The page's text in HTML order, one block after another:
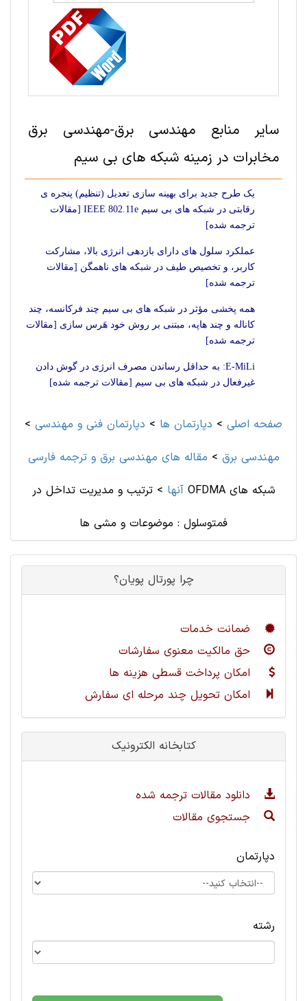
سایر منابع مهندسی برق-مهندسی برق
مخابرات در زمینه شبکه های بی سیم
یک طرح جدید برای بهینه سازی تعدیل (تنظیم) پنجره ی
رقابتی در شبکه های بی سیم IEEE 802.11e [مقالات
ترجمه شده]
عملکرد سلول های دارای بازدهی انرژی بالا، مشارکت
کاربر، و تخصیص طیف در شبکه های ناهمگن [مقالات
ترجمه شده]
همه پخشی مؤثر در شبکه های بی سیم چند فرکانسه، چند
کاناله و چند هاپه، مبتنی بر روش خود هَرس سازی [مقالات
ترجمه شده]
E-MiLi: به حداقل رساندن مصرف انرژی در گوش دادن
غیرفعال در شبکه های بی سیم [مقالات ترجمه شده]
صفحه اصلی > دپارتمان ها > دپارتمان فنی و مهندسی >
مهندسی برق > مقاله های مهندسی برق و ترجمه فارسی
آنها >ترتیب و مدیریت تداخل در OFDMA شبکه های
فمتوسلول : موضوعات و مشی ها
چرا پورتال پویان؟
ضمانت خدمات
حق مالکیت معنوی سفارشات
امکان پرداخت قسطی هزینه ها
امکان تحویل چند مرحله ای سفارش
کتابخانه الکترونیک
دانلود مقالات ترجمه شده
جستجوی مقالات
دپارتمان
رشته